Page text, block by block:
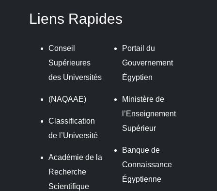
Liens Rapides
Conseil
Supérieures
des Universités
(NAQAAE)
Classification
de l’Université
Académie de la
Recherche
Scientifique
Portail du
Gouvernement
Égyptien
Ministère de
l’Enseignement
Supérieur
Banque de
Connaissance
Égyptienne